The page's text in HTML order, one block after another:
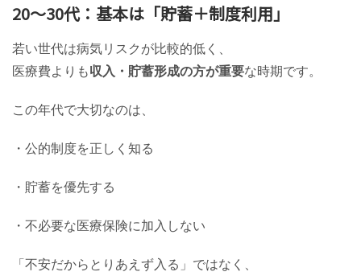
20〜30代：基本は「貯蓄＋制度利用」
若い世代は病気リスクが比較的低く、
医療費よりも収入・貯蓄形成の方が重要な時期です。
この年代で大切なのは、
・公的制度を正しく知る
・貯蓄を優先する
・不必要な医療保険に加入しない
「不安だからとりあえず入る」ではなく、